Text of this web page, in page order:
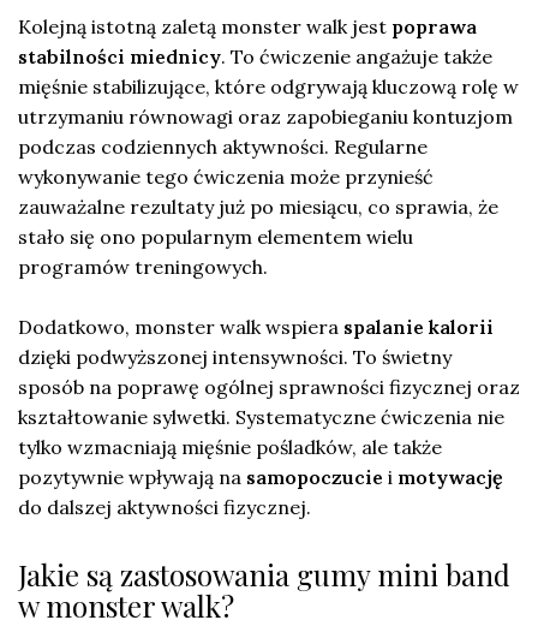
Kolejną istotną zaletą monster walk jest poprawa
stabilności miednicy. To ćwiczenie angażuje także
mięśnie stabilizujące, które odgrywają kluczową rolę w
utrzymaniu równowagi oraz zapobieganiu kontuzjom
podczas codziennych aktywności. Regularne
wykonywanie tego ćwiczenia może przynieść
zauważalne rezultaty już po miesiącu, co sprawia, że
stało się ono popularnym elementem wielu
programów treningowych.
Dodatkowo, monster walk wspiera spalanie kalorii
dzięki podwyższonej intensywności. To świetny
sposób na poprawę ogólnej sprawności fizycznej oraz
kształtowanie sylwetki. Systematyczne ćwiczenia nie
tylko wzmacniają mięśnie pośladków, ale także
pozytywnie wpływają na samopoczucie i motywację
do dalszej aktywności fizycznej.
Jakie są zastosowania gumy mini band
w monster walk?